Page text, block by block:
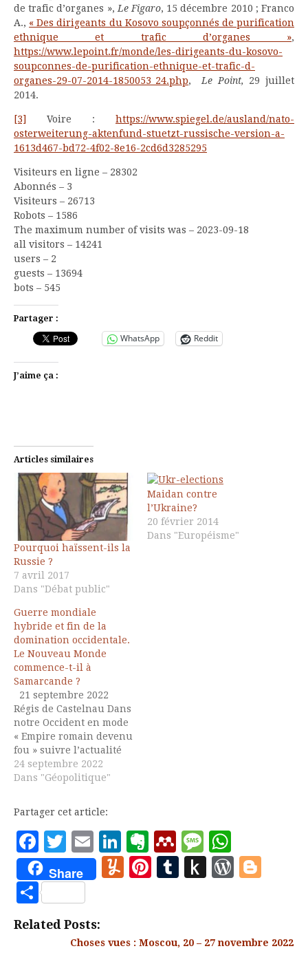
de trafic d’organes », Le Figaro,‎ 15 décembre 2010 ; Franco
A., « Des dirigeants du Kosovo soupçonnés de purification
ethnique et trafic d’organes »,
https://www.lepoint.fr/monde/les-dirigeants-du-kosovo-
soupconnes-de-purification-ethnique-et-trafic-d-
organes-29-07-2014-1850053_24.php, Le Point,
29 juillet
2014.
[3] Voire : https://www.spiegel.de/ausland/nato-
osterweiterung-aktenfund-stuetzt-russische-version-a-
1613d467-bd72-4f02-8e16-2cd6d3285295
Visiteurs en ligne – 28302
Abonnés – 3
Visiteurs – 26713
Robots – 1586
The maximum number of visits was – 2023-09-18
all visitors – 14241
users – 2
guests – 13694
bots – 545
Partager :
WhatsApp Reddit
J’aime ça :
Articles similaires
Pourquoi haïssent-ils la
Russie ?
7 avril 2017
Dans "Débat public"
Maidan contre
l’Ukraine?
20 février 2014
Dans "Européisme"
Guerre mondiale
hybride et fin de la
domination occidentale.
Le Nouveau Monde
commence-t-il à
Samarcande ?
21 septembre 2022
Régis de Castelnau Dans
notre Occident en mode
« Empire romain devenu
fou » suivre l’actualité
en continu ne permet
pas de savoir réellement
Lorsqu’un événement
survient, pour obtenir
une vue plus précise et
appréhender le réel, il
faut attendre plusieurs
jours avant…
24 septembre 2022
Dans "Géopolitique"
Partager cet article:
Facebook
Twitter
EmailLinkedIn
Evernote
Mendeley
Message
Share Yummly
Pinterest
Tumblr
Push
Partager
Related Posts:
Choses vues : Moscou, 20 – 27 novembre 2022